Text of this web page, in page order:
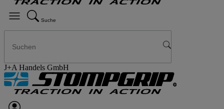
Suche
J+A Handels GmbH